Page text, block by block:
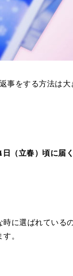
事をする方法は大
日（立春）頃に届
に選ばれている
。